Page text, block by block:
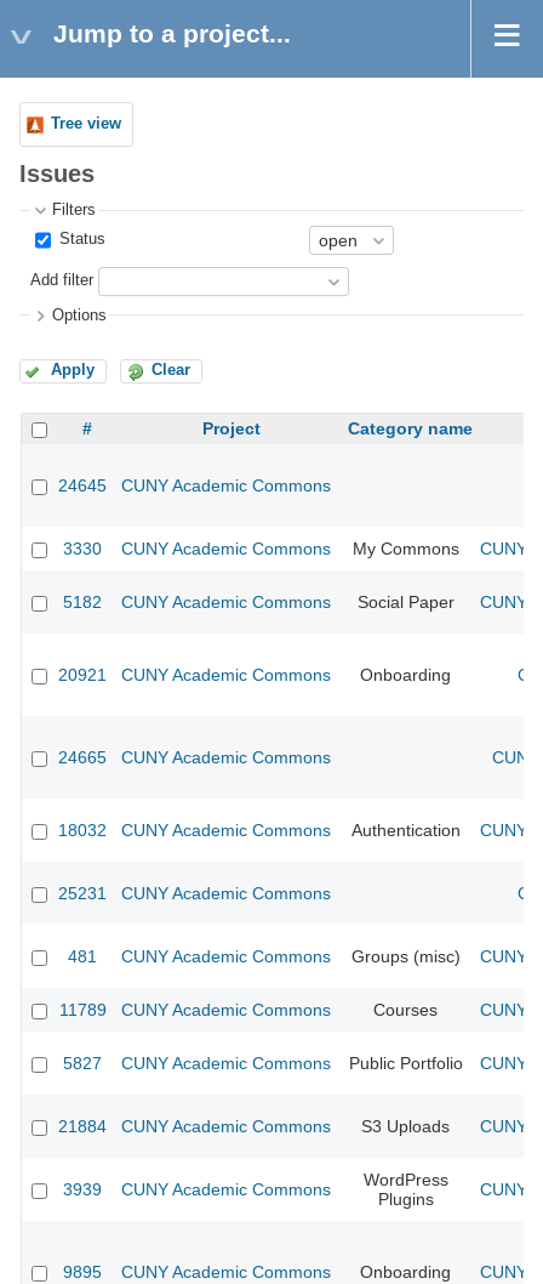
Jump to a project...
Tree view
Issues
Filters
Status
Add filter
Options
Apply Clear
# Project Category name
24645 CUNY Academic Commons
3330 CUNY Academic Commons My Commons CUNY
5182 CUNY Academic Commons Social Paper CUNY
20921 CUNY Academic Commons Onboarding
24665 CUNY Academic Commons
18032 CUNY Academic Commons Authentication CUNY
25231 CUNY Academic Commons
481 CUNY Academic Commons Groups (misc) CUNY
11789 CUNY Academic Commons Courses CUNY
5827 CUNY Academic Commons Public Portfolio CUNY
21884 CUNY Academic Commons S3 Uploads CUNY
3939 CUNY Academic Commons
WordPress
Plugins
CUNY
9895 CUNY Academic Commons Onboarding CUNY